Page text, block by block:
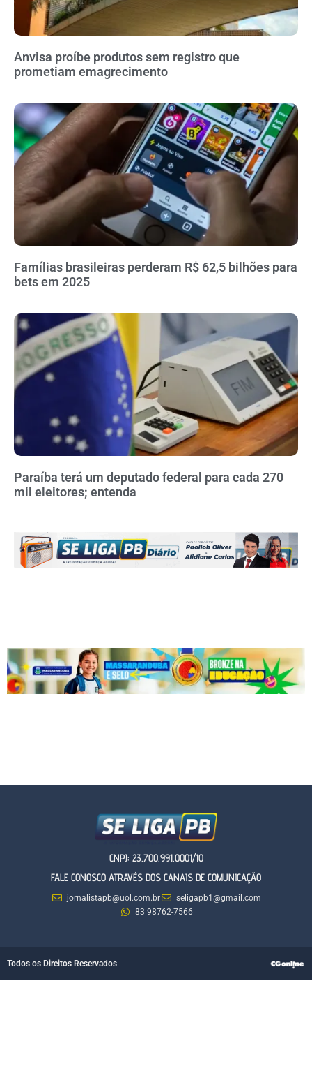
Anvisa proíbe produtos sem registro que
prometiam emagrecimento
Famílias brasileiras perderam R$ 62,5 bilhões para
bets em 2025
Paraíba terá um deputado federal para cada 270
mil eleitores; entenda
CNPJ: 23.700.991.0001/10
FALE CONOSCO ATRAVÉS DOS CANAIS DE COMUNICAÇÃO
jornalistapb@uol.com.br
seligapb1@gmail.com
83 98762-7566
Todos os Direitos Reservados